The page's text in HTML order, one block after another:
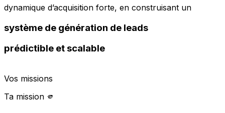
dynamique d’acquisition forte, en construisant un
système de génération de leads
prédictible et scalable
Vos missions
Ta mission 🫵